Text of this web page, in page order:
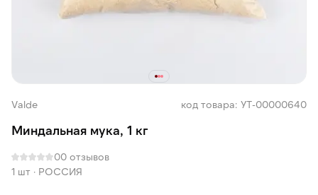
Valde код товара: УТ-00000640
Миндальная мука, 1 кг
00 отзывов
1 шт · РОССИЯ